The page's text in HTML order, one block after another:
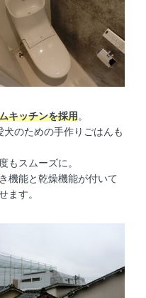
キッチンを採用。
のための手作りごはんも
もスムーズに。
機能と乾燥機能が付いて
ます。